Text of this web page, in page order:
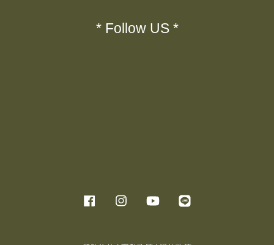
* Follow US *
Facebook Instagram YouTube